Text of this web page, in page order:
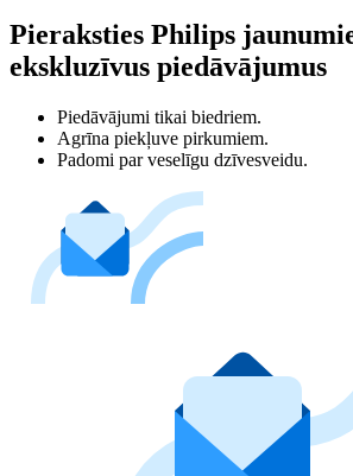
Pieraksties Philips
ekskluzīvus piedāvājumus
Piedāvājumi tikai biedriem.
Agrīna piekļuve pirkumiem.
Padomi par veselīgu dzīvesveidu.